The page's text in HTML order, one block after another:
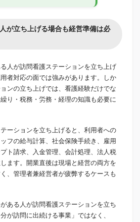
が立ち上げる場合も経営準備は必
人が訪問看護ステーションを立ち上げ
者対応の面では強みがあります。しか
ンの立ち上げでは、看護経験だけでな
り・税務・労務・経理の知識も必要に
ーションを立ち上げると、利用者への
フの給与計算、社会保険手続き、雇用
ト請求、入金管理、会計処理、法人税
ます。開業直後は現場と経営の両方を
、管理者兼経営者が疲弊するケースも
ある人が訪問看護ステーションを立ち
が訪問に出続ける事業」ではなく、